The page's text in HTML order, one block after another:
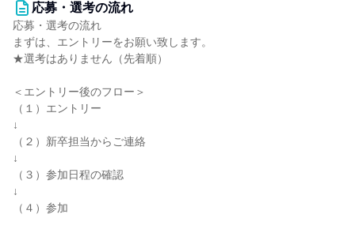
応募・選考の流れ
応募・選考の流れ
まずは、エントリーをお願い致します。
★選考はありません（先着順）
＜エントリー後のフロー＞
（１）エントリー
↓
（２）新卒担当からご連絡
↓
（３）参加日程の確認
↓
（４）参加